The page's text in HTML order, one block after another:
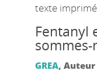
texte imprimé
Fentanyl
sommes-
GREA, Auteur